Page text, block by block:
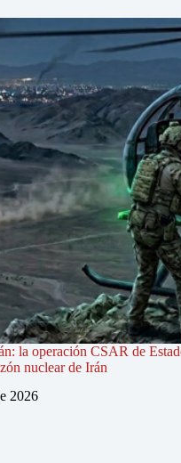
la operación CSAR de
nuclear de Irán
2026